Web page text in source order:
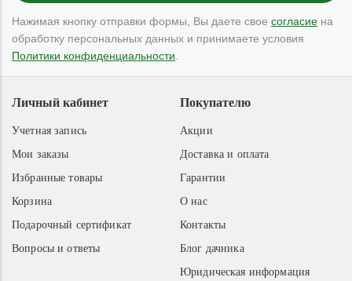
Нажимая кнопку отправки формы, Вы даете свое согласие на
обработку персональных данных и принимаете условия
Политики конфиденциальности
Покупателю
Акции
Доставка и оплата
Гарантии
О нас
Контакты
Блог дачника
Юридическая информация
Личный кабинет
Учетная запись
Мои заказы
Избранные товары
Корзина
Подарочный сертификат
Вопросы и ответы